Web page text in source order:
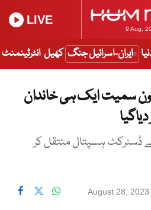
9 Aug,
LIVE
ایران-اسرائیل جنگ کھیل انٹرٹینمنٹ
سمیت ایک ہی خاندان
ڈسٹرکٹ ہسپتال منتقل کر
August 28, 2023